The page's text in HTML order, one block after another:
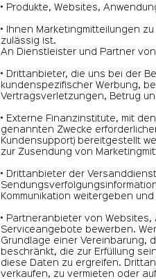
• Produkte, Websites,
• Ihnen Marketingmitteilungen
zulässig ist.
An Dienstleister und Partner
• Drittanbieter, die uns bei der
kundenspezifischer Werbung,
Vertragsverletzungen, Betrug
• Externe Finanzinstitute, mit
genannten Zwecke
Kundensupport) bereitgestellt
zur Zusendung von
• Drittanbieter der
Kommunikation weitergeben und
• Partneranbieter von
Serviceangebote bewerben.
Grundlage einer Vereinbarung,
beschränkt, die zur Erfüllung
diese Daten zu ergreifen.
verkaufen, zu vermieten oder